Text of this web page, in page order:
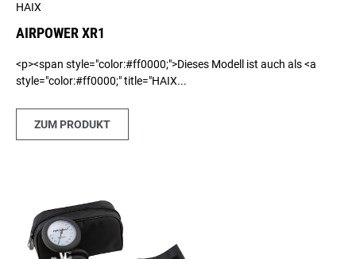
HAIX
AIRPOWER XR1
<p><span style="color:#ff0000;">Dieses Modell ist auch als <a
style="color:#ff0000;" title="HAIX...
ZUM PRODUKT